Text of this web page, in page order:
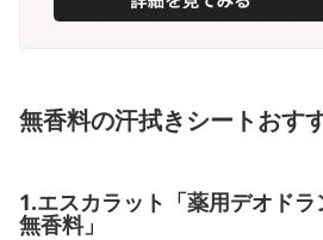
無香料の汗拭きシートおす
1.エスカラット「薬用デオド
無香料」